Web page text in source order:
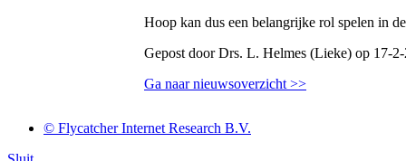
Hoop kan dus een belangrijke rol spelen in
Gepost door Drs. L. Helmes (Lieke) op 17-
Ga naar nieuwsoverzicht >>
© Flycatcher Internet Research B.V.